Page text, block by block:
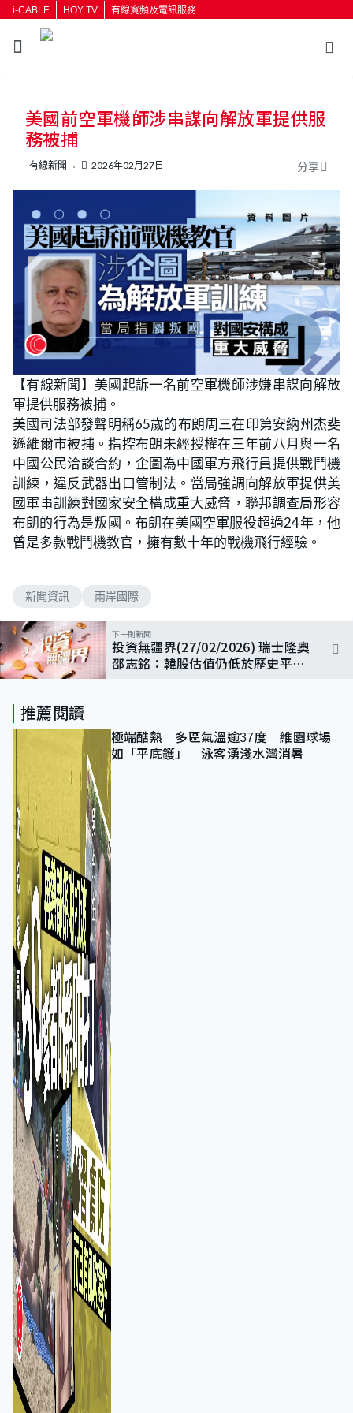
i-CABLE HOY TV 有線寬頻及電訊服務
按輸入鍵開始搜尋
美國前空軍機師涉串謀向解放軍提供服
務被捕
有線新聞 2026年02月27日 分享
【有線新聞】美國起訴一名前空軍機師涉嫌串謀向解放
軍提供服務被捕。
美國司法部發聲明稱65歲的布朗周三在印第安納州杰斐
遜維爾市被捕。指控布朗未經授權在三年前八月與一名
中國公民洽談合約，企圖為中國軍方飛行員提供戰鬥機
訓練，違反武器出口管制法。當局強調向解放軍提供美
國軍事訓練對國家安全構成重大威脅，聯邦調查局形容
布朗的行為是叛國。布朗在美國空軍服役超過24年，他
曾是多款戰鬥機教官，擁有數十年的戰機飛行經驗。
新聞資訊 兩岸國際
下一則新聞
投資無疆界(27/02/2026) 瑞士隆奧
邵志銘：韓股估值仍低於歷史平均
推薦閱讀
極端酷熱｜多區氣溫逾37度 維園球場
如「平底鑊」 泳客湧淺水灣消暑